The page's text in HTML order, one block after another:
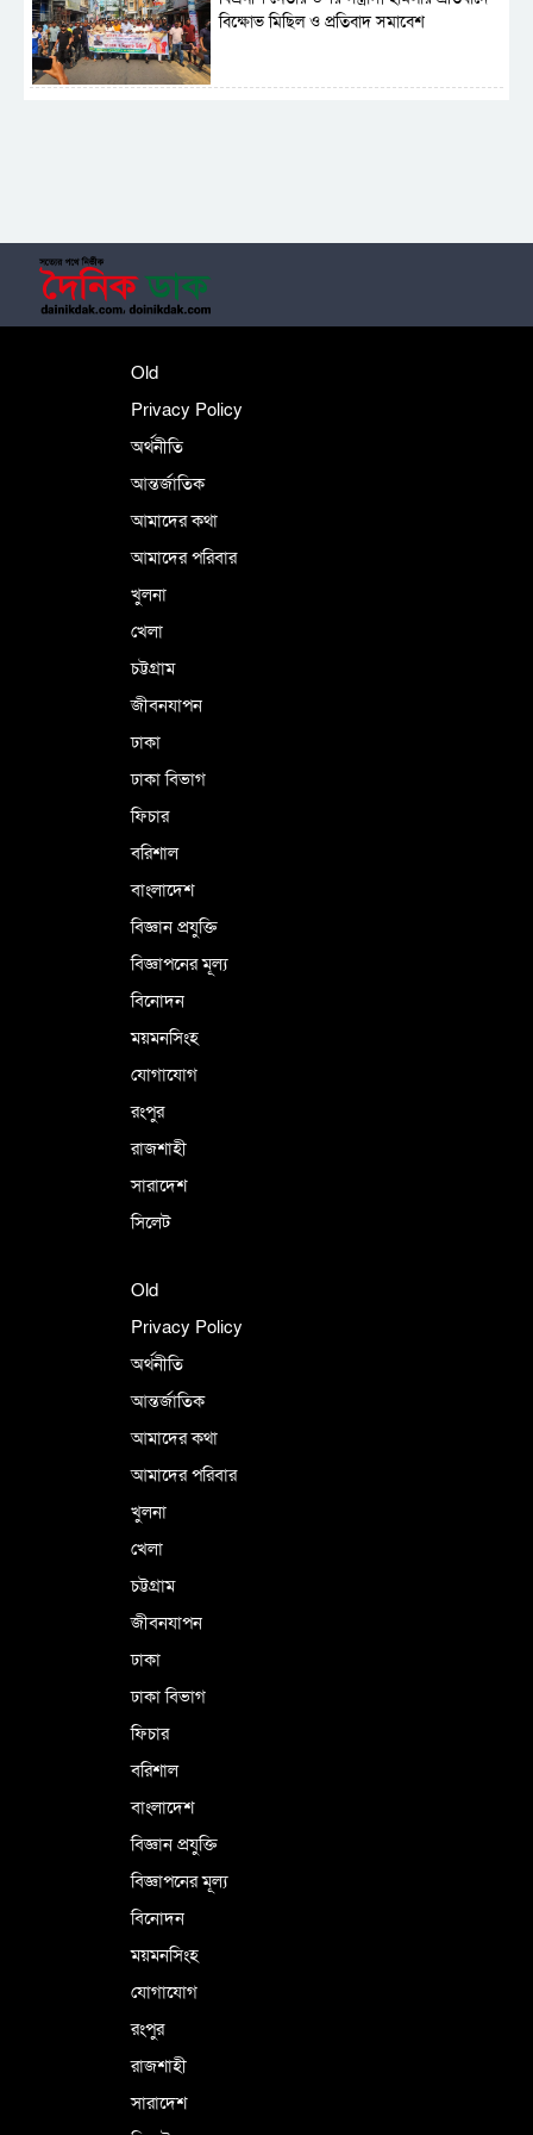
বিক্ষোভ মিছিল ও প্রতিবাদ সমাবেশ
Old
Privacy Policy
অর্থনীতি
আন্তর্জাতিক
আমাদের কথা
আমাদের পরিবার
খুলনা
খেলা
চট্টগ্রাম
জীবনযাপন
ঢাকা
ঢাকা বিভাগ
ফিচার
বরিশাল
বাংলাদেশ
বিজ্ঞান প্রযুক্তি
বিজ্ঞাপনের মূল্য
বিনোদন
ময়মনসিংহ
যোগাযোগ
রংপুর
রাজশাহী
সারাদেশ
সিলেট
Old
Privacy Policy
অর্থনীতি
আন্তর্জাতিক
আমাদের কথা
আমাদের পরিবার
খুলনা
খেলা
চট্টগ্রাম
জীবনযাপন
ঢাকা
ঢাকা বিভাগ
ফিচার
বরিশাল
বাংলাদেশ
বিজ্ঞান প্রযুক্তি
বিজ্ঞাপনের মূল্য
বিনোদন
ময়মনসিংহ
যোগাযোগ
রংপুর
রাজশাহী
সারাদেশ